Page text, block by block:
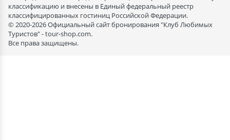
классификацию и внесены в Единый федеральный реестр
классифицированных гостиниц Российской Федерации.
© 2020-2026 Официальный сайт бронирования "Клуб Любимых
Туристов" - tour-shop.com.
Все права защищены.